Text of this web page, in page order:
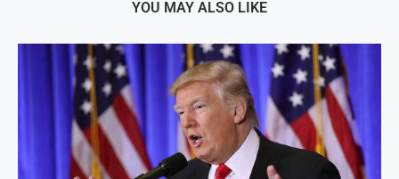
YOU MAY ALSO LIKE